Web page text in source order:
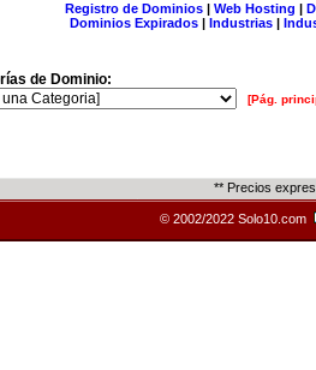
Registro de Dominios| Web Hosting |
Dominios Expirados | Industrias |
de Dominio:
[Pág.
** Precios
© 2002/2022 Solo10.com